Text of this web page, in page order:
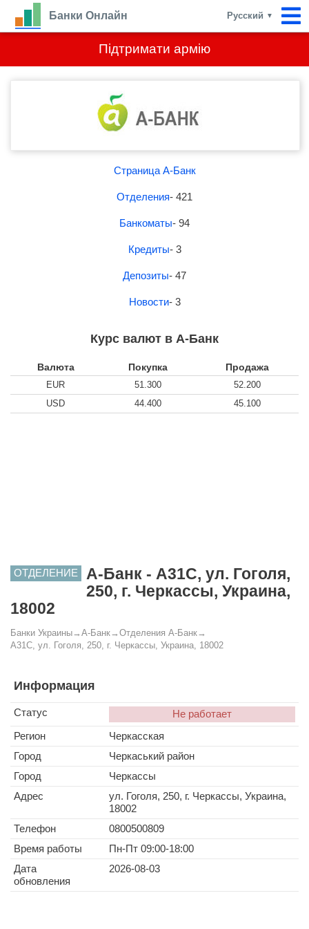
Підтримати армію
Банки Онлайн Русский ▼
Страница А-Банк
Отделения- 421
Банкоматы- 94
Кредиты- 3
Депозиты- 47
Новости- 3
Курс валют в А-Банк
Валюта Покупка Продажа
EUR 51.300
52.200
USD
44.400 45.100
ОТДЕЛЕНИЕ
А-Банк - A31C, ул. Гоголя,
250, г. Черкассы, Украина,
18002
Банки Украины→ А-Банк→ Отделения А-Банк→
A31C, ул. Гоголя, 250, г. Черкассы, Украина, 18002
Информация
Статус
Не работает
Регион
Черкасская
Город
Черкаський район
Город
Черкассы
Адрес
ул. Гоголя, 250, г. Черкассы, Украина,
18002
Телефон
0800500809
Время работы
Пн-Пт 09:00-18:00
Дата
обновления
2026-08-03